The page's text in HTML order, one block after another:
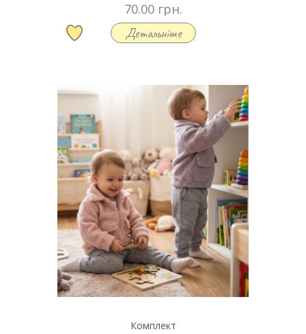
70.00 грн.
Детальніше
Комплект